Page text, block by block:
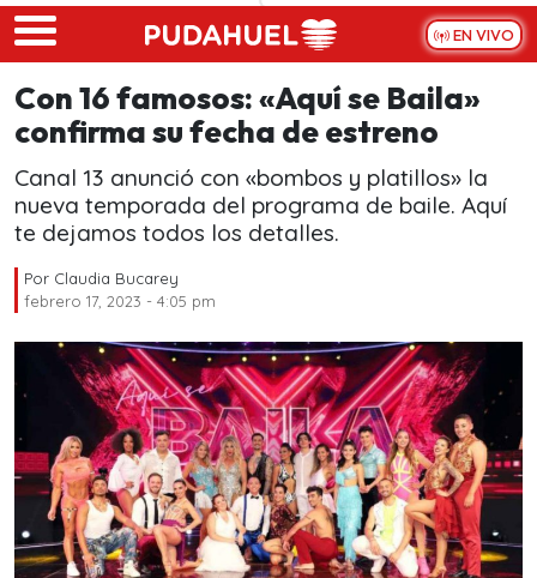
Skip to main content
EN VIVO
Con 16 famosos: «Aquí se Baila»
confirma su fecha de estreno
Canal 13 anunció con «bombos y platillos» la
nueva temporada del programa de baile. Aquí
te dejamos todos los detalles.
Por Claudia Bucarey
febrero 17, 2023 - 4:05 pm